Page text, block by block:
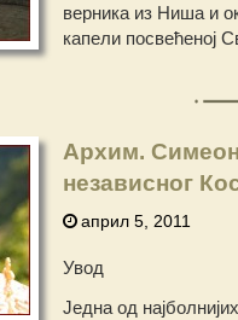
верника из Ниша и
капели посвећеној
Архим.
независног
април 5, 2011
Увод
Једна од